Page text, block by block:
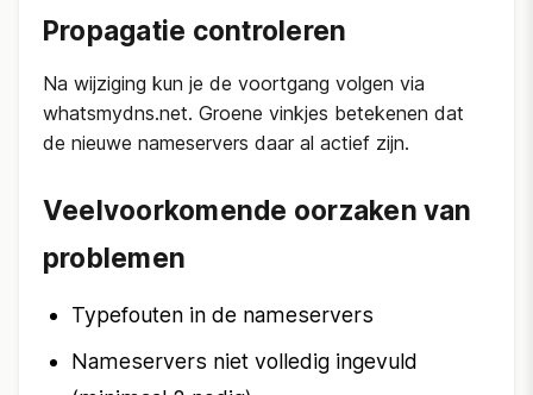
Propagatie controleren
Na wijziging kun je de voortgang volgen via
whatsmydns.net. Groene vinkjes betekenen dat
de nieuwe nameservers daar al actief zijn.
Veelvoorkomende oorzaken van
problemen
Typefouten in de nameservers
Nameservers niet volledig ingevuld